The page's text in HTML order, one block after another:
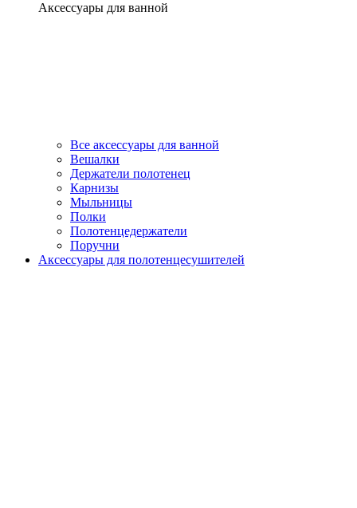
Аксессуары для ванной
Все аксессуары для ванной
Вешалки
Держатели полотенец
Карнизы
Мыльницы
Полки
Полотенцедержатели
Поручни
Аксессуары для полотенцесушителей